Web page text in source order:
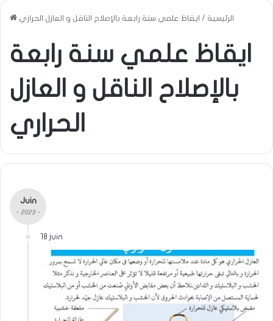
الرئيسية / ايقاظ علمي سنة رابعة بالإصلاح الناقل و العازل الحراري
ايقاظ علمي سنة رابعة
بالإصلاح الناقل و العازل
الحراري
Juin
- 2023 -
18 juin